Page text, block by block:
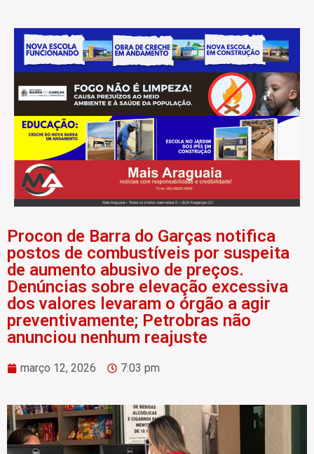
Procon de Barra do Garças notifica
postos de combustíveis por suspeita
de aumento abusivo de preços.
Denúncias sobre elevação excessiva
dos valores levaram o órgão a agir
preventivamente; Petrobras não
anunciou nenhum reajuste
março 12, 2026 7:03 pm